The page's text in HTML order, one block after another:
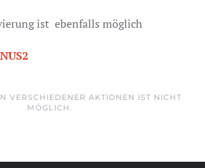
ist ebenfalls möglich
VERSCHIEDENER AKTIONEN IST NICHT
MÖGLICH.